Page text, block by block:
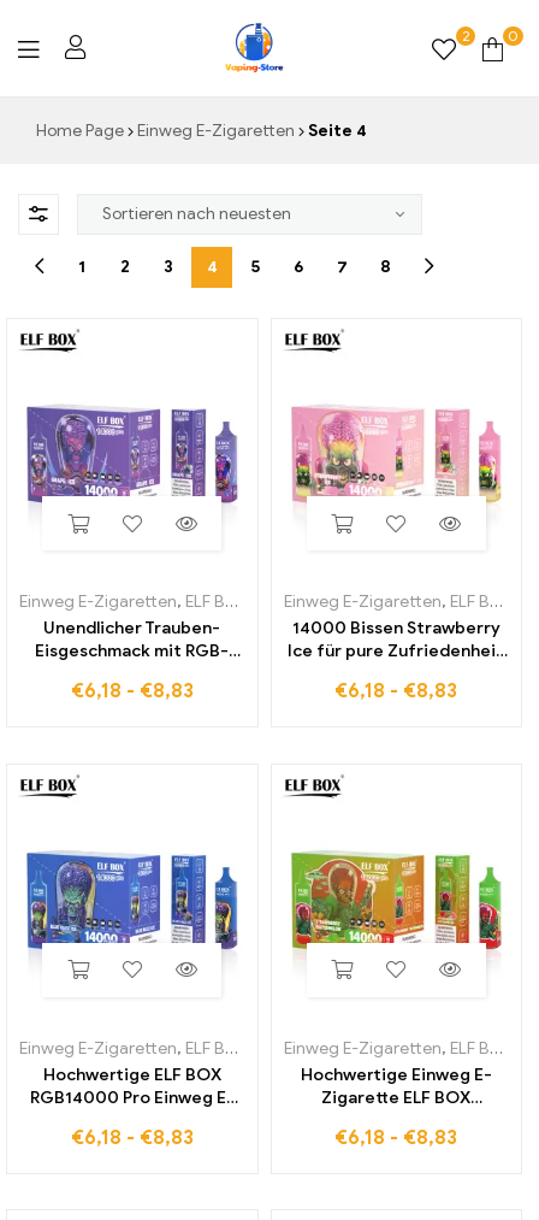
2 0
Home Page Einweg E-Zigaretten Seite 4
1 2 3 4 5 6 7 8
Einweg E-Zigaretten, ELF BOX RGB14000 pro
Unendlicher Trauben-
Eisgeschmack mit RGB-
RGB14000 Pro
€6,18 - €8,83
Einweg E-Zigaretten, ELF BOX RGB14000 pro
14000 Bissen Strawberry
Ice für pure Zufriedenheit
€6,18 - €8,83
Einweg E-Zigaretten, ELF BOX RGB14000 pro
Hochwertige ELF BOX
RGB14000 Pro Einweg E-
den globalen Markt
€6,18 - €8,83
Einweg E-Zigaretten, ELF BOX RGB14000 pro
Hochwertige Einweg E-
Zigarette ELF BOX
Watermelon Geschmack
€6,18 - €8,83